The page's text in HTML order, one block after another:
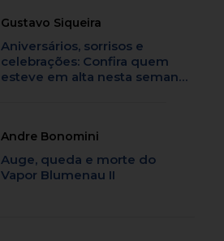
Gustavo Siqueira
Aniversários, sorrisos e
celebrações: Confira quem
esteve em alta nesta semana
Andre Bonomini
Auge, queda e morte do
Vapor Blumenau II